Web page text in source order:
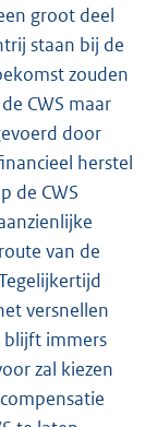
groot deel
staan bij de
zouden
CWS maar
door
herstel
de CWS
van de
versnellen
blijft immers
zal kiezen